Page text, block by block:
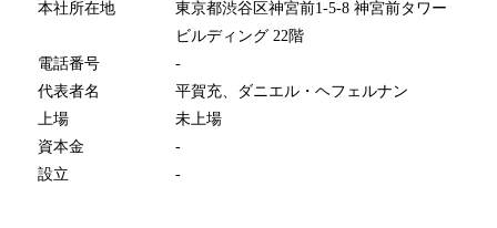
本社所在地
東京都渋谷区神宮前1-5-8 神宮前タワー
ビルディング 22階
電話番号
-
代表者名
平賀充、ダニエル・ヘフェルナン
上場
未上場
資本金
-
設立
-